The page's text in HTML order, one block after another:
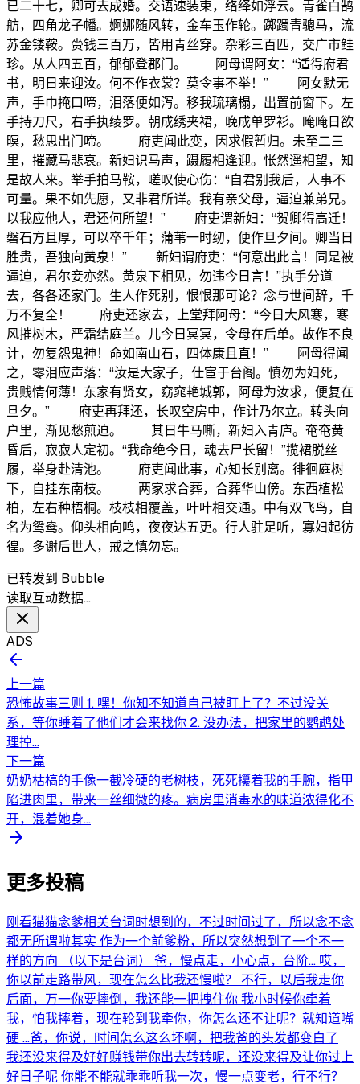
已二十七，卿可去成婚。交语速装束，络绎如浮云。青雀白鹄
舫，四角龙子幡。婀娜随风转，金车玉作轮。踯躅青骢马，流
苏金镂鞍。赍钱三百万，皆用青丝穿。杂彩三百匹，交广市鲑
珍。从人四五百，郁郁登郡门。 阿母谓阿女：“适得府君
书，明日来迎汝。何不作衣裳？莫令事不举！” 阿女默无
声，手巾掩口啼，泪落便如泻。移我琉璃榻，出置前窗下。左
手持刀尺，右手执绫罗。朝成绣夹裙，晚成单罗衫。晻晻日欲
暝，愁思出门啼。 府吏闻此变，因求假暂归。未至二三
里，摧藏马悲哀。新妇识马声，蹑履相逢迎。怅然遥相望，知
是故人来。举手拍马鞍，嗟叹使心伤：“自君别我后，人事不
可量。果不如先愿，又非君所详。我有亲父母，逼迫兼弟兄。
以我应他人，君还何所望！” 府吏谓新妇：“贺卿得高迁！
磐石方且厚，可以卒千年；蒲苇一时纫，便作旦夕间。卿当日
胜贵，吾独向黄泉！” 新妇谓府吏：“何意出此言！同是被
逼迫，君尔妾亦然。黄泉下相见，勿违今日言！”执手分道
去，各各还家门。生人作死别，恨恨那可论？念与世间辞，千
万不复全！ 府吏还家去，上堂拜阿母：“今日大风寒，寒
风摧树木，严霜结庭兰。儿今日冥冥，令母在后单。故作不良
计，勿复怨鬼神！命如南山石，四体康且直！” 阿母得闻
之，零泪应声落：“汝是大家子，仕宦于台阁。慎勿为妇死，
贵贱情何薄！东家有贤女，窈窕艳城郭，阿母为汝求，便复在
旦夕。” 府吏再拜还，长叹空房中，作计乃尔立。转头向
户里，渐见愁煎迫。 其日牛马嘶，新妇入青庐。奄奄黄
昏后，寂寂人定初。“我命绝今日，魂去尸长留！”揽裙脱丝
履，举身赴清池。 府吏闻此事，心知长别离。徘徊庭树
下，自挂东南枝。 两家求合葬，合葬华山傍。东西植松
柏，左右种梧桐。枝枝相覆盖，叶叶相交通。中有双飞鸟，自
名为鸳鸯。仰头相向鸣，夜夜达五更。行人驻足听，寡妇起彷
徨。多谢后世人，戒之慎勿忘。
已转发到 Bubble
读取互动数据…
ADS
上一篇
恐怖故事三则 1. 嘿！你知不知道自己被盯上了？不过没关
系，等你睡着了他们才会来找你 2. 没办法，把家里的鹦鹉处
理掉...
下一篇
奶奶枯槁的手像一截冷硬的老树枝，死死攥着我的手腕，指甲
陷进肉里，带来一丝细微的疼。病房里消毒水的味道浓得化不
开，混着她身...
更多投稿
刚看猫猫念爹相关台词时想到的，不过时间过了，所以念不念
都无所谓啦其实 作为一个前爹粉，所以突然想到了一个不一
样的方向 （以下是台词） 爸，慢点走，小心点，台阶... 哎，
你以前走路带风，现在怎么比我还慢啦？ 不行，以后我走你
后面，万一你要摔倒，我还能一把拽住你 我小时候你牵着
我，怕我摔着，现在轮到我牵你，你怎么还不让呢？就知道嘴
硬 ...爸，你说，时间怎么这么坏啊，把我爸的头发都变白了
我还没来得及好好赚钱带你出去转转呢，还没来得及让你过上
好日子呢 你能不能就乖乖听我一次，慢一点变老，行不行？